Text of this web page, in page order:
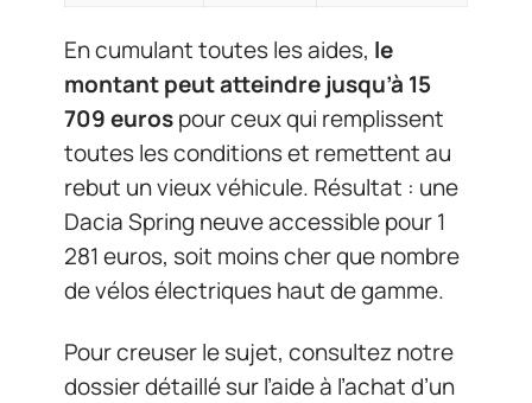
En cumulant toutes les aides, le
montant peut atteindre jusqu’à 15
709 eurospour ceux qui remplissent
toutes les conditions et remettent au
rebut un vieux véhicule. Résultat : une
Dacia Spring neuve accessible pour 1
281 euros, soit moins cher que nombre
de vélos électriques haut de gamme.
Pour creuser le sujet, consultez notre
dossier détaillé sur l’aide à l’achat d’un